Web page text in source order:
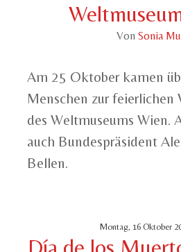
Von Sonia
Am 25 Oktober kamen
Menschen zur feierlichen
des Weltmuseums Wien.
auch Bundespräsident
Bellen.
Montag, 16 Oktober
Día de los